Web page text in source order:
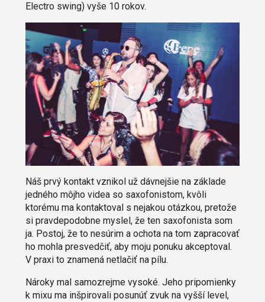
Electro swing) vyše 10 rokov.
Náš prvý kontakt vznikol už dávnejšie na základe
jedného môjho videa so saxofonistom, kvôli
ktorému ma kontaktoval s nejakou otázkou, pretože
si pravdepodobne myslel, že ten saxofonista som
ja. Postoj, že to nesúrim a ochota na tom zapracovať
ho mohla presvedčiť, aby moju ponuku akceptoval.
V praxi to znamená netlačiť na pílu.
Nároky mal samozrejme vysoké. Jeho pripomienky
k mixu ma inšpirovali posunúť zvuk na vyšší level,